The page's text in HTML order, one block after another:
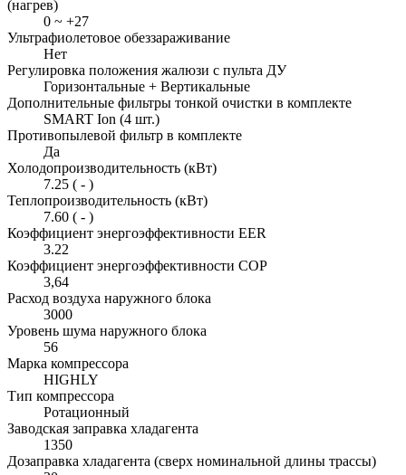
(нагрев)
0 ~ +27
Ультрафиолетовое обеззараживание
Нет
Регулировка положения жалюзи с пульта ДУ
Горизонтальные + Вертикальные
Дополнительные фильтры тонкой очистки в комплекте
SMART Ion (4 шт.)
Противопылевой фильтр в комплекте
Да
Холодопроизводительность (кВт)
7.25 ( - )
Теплопроизводительность (кВт)
7.60 ( - )
Коэффициент энергоэффективности EER
3.22
Коэффициент энергоэффективности COP
3,64
Расход воздуха наружного блока
3000
Уровень шума наружного блока
56
Марка компрессора
HIGHLY
Тип компрессора
Ротационный
Заводская заправка хладагента
1350
Дозаправка хладагента (сверх номинальной длины трассы)